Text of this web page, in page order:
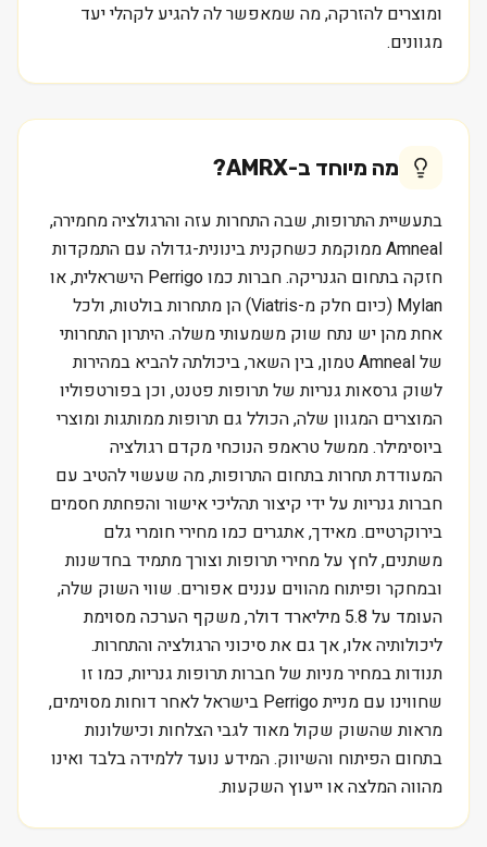
ומוצרים להזרקה, מה שמאפשר לה להגיע לקהלי יעד
מגוונים.
מה מיוחד ב-AMRX
?
בתעשיית התרופות, שבה התחרות עזה והרגולציה מחמירה,
Amneal ממוקמת כשחקנית בינונית-גדולה עם התמקדות
חזקה בתחום הגנריקה. חברות כמו Perrigo הישראלית, או
Mylan (כיום חלק מ-Viatris) הן מתחרות בולטות, ולכל
אחת מהן יש נתח שוק משמעותי משלה. היתרון התחרותי
של Amneal טמון, בין השאר, ביכולתה להביא במהירות
לשוק גרסאות גנריות של תרופות פטנט, וכן בפורטפוליו
המוצרים המגוון שלה, הכולל גם תרופות ממותגות ומוצרי
ביוסימילר. ממשל טראמפ הנוכחי מקדם רגולציה
המעודדת תחרות בתחום התרופות, מה שעשוי להטיב עם
חברות גנריות על ידי קיצור תהליכי אישור והפחתת חסמים
בירוקרטיים. מאידך, אתגרים כמו מחירי חומרי גלם
משתנים, לחץ על מחירי תרופות וצורך מתמיד בחדשנות
ובמחקר ופיתוח מהווים עננים אפורים. שווי השוק שלה,
העומד על 5.8 מיליארד דולר, משקף הערכה מסוימת
ליכולותיה אלו, אך גם את סיכוני הרגולציה והתחרות.
תנודות במחיר מניות של חברות תרופות גנריות, כמו זו
שחווינו עם מניית Perrigo בישראל לאחר דוחות מסוימים,
מראות שהשוק שקול מאוד לגבי הצלחות וכישלונות
בתחום הפיתוח והשיווק. המידע נועד ללמידה בלבד ואינו
מהווה המלצה או ייעוץ השקעות.